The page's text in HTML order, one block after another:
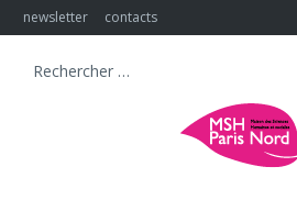
Skip
to
newsletter contacts
Search